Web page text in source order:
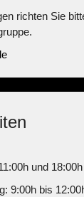
richten Sie
und
9:00h bis